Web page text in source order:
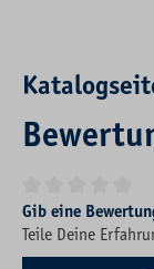
Durchschnittliche
Gib eine
Teile Deine